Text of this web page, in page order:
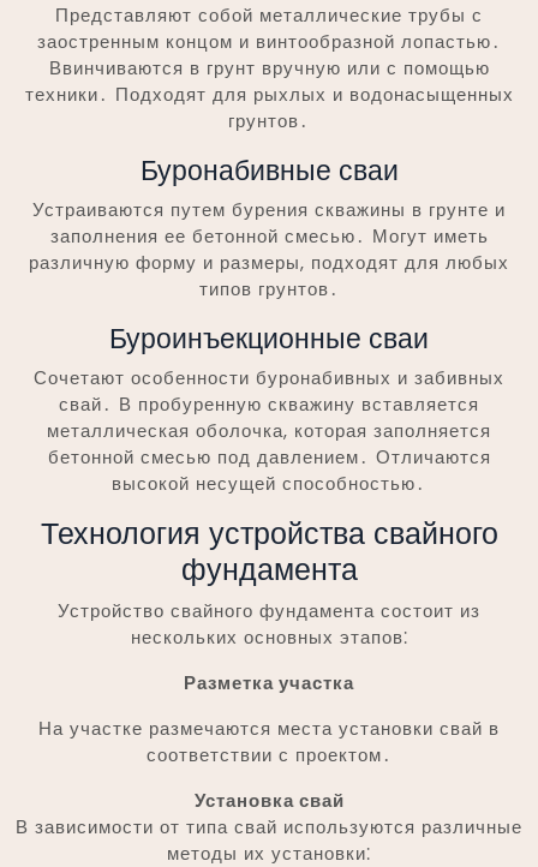
Представляют собой металлические трубы с
заостренным концом и винтообразной лопастью․
Ввинчиваются в грунт вручную или с помощью
техники․ Подходят для рыхлых и водонасыщенных
грунтов․
Буронабивные сваи
Устраиваются путем бурения скважины в грунте и
заполнения ее бетонной смесью․ Могут иметь
различную форму и размеры, подходят для любых
типов грунтов․
Буроинъекционные сваи
Сочетают особенности буронабивных и забивных
свай․ В пробуренную скважину вставляется
металлическая оболочка, которая заполняется
бетонной смесью под давлением․ Отличаются
высокой несущей способностью․
Технология устройства свайного
фундамента
Устройство свайного фундамента состоит из
нескольких основных этапов⁚
Разметка участка
На участке размечаются места установки свай в
соответствии с проектом․
Установка свай
В зависимости от типа свай используются различные
методы их установки⁚